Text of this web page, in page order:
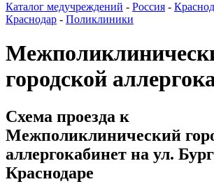
Каталог медучреждений - Россия -
Краснодар - Поликлиники
городской
Схема проезда к
Межполиклинический
аллергокабинет на ул.
Краснодаре